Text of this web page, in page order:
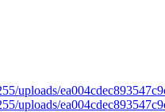
uploads/
uploads/